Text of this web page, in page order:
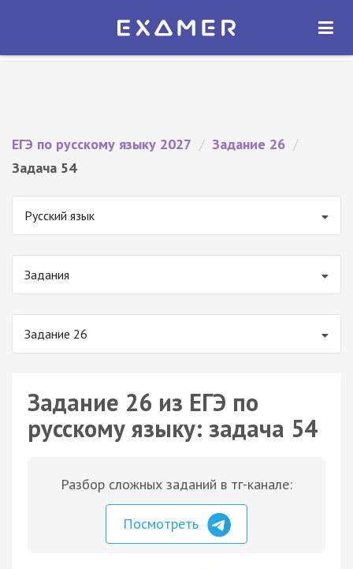
Экзамер — ЕГЭ 2027
ОТКРЫТЬ
ЕГЭ по русскому языку 2027 / Задание 26 /
Задача 54
Русский язык
Задания
Задание 26
Задание 26 из ЕГЭ по
русскому языку: задача 54
Разбор сложных заданий в тг-канале:
Посмотреть